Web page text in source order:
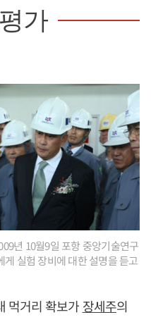
가
년 10월9일 포항 중앙기술연구
실험 장비에 대한 설명을 듣고
먹거리 확보가 장세주의